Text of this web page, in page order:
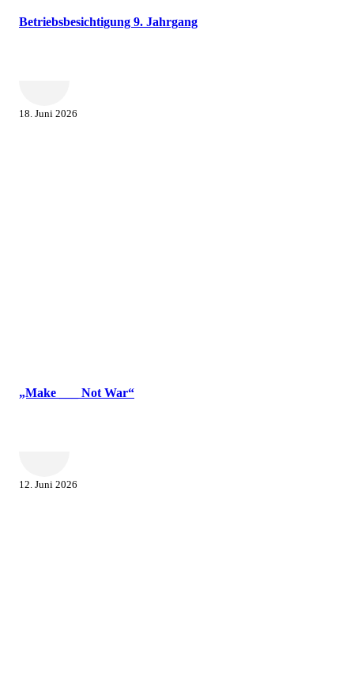
Betriebsbesichtigung 9. Jahrgang
18. Juni 2026
„Make ___ Not War“
12. Juni 2026